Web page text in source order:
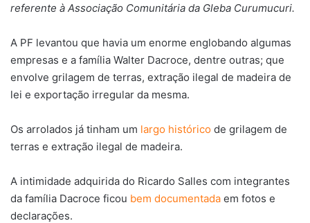
referente à Associação Comunitária da Gleba Curumucuri.
A PF levantou que havia um enorme englobando algumas
empresas e a família Walter Dacroce, dentre outras; que
envolve grilagem de terras, extração ilegal de madeira de
lei e exportação irregular da mesma.
Os arrolados já tinham um largo histórico de grilagem de
terras e extração ilegal de madeira.
A intimidade adquirida do Ricardo Salles com integrantes
da família Dacroce ficou bem documentada em fotos e
declarações.